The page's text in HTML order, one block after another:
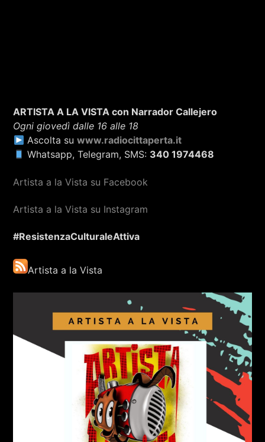
ARTISTA A LA VISTA con Narrador Callejero
Ogni giovedì dalle 16 alle 18
Ascolta su www.radiocittaperta.it
Whatsapp, Telegram, SMS: 340 1974468
Artista a la Vista su Facebook
Artista a la Vista su Instagram
#ResistenzaCulturaleAttiva
Artista a la Vista